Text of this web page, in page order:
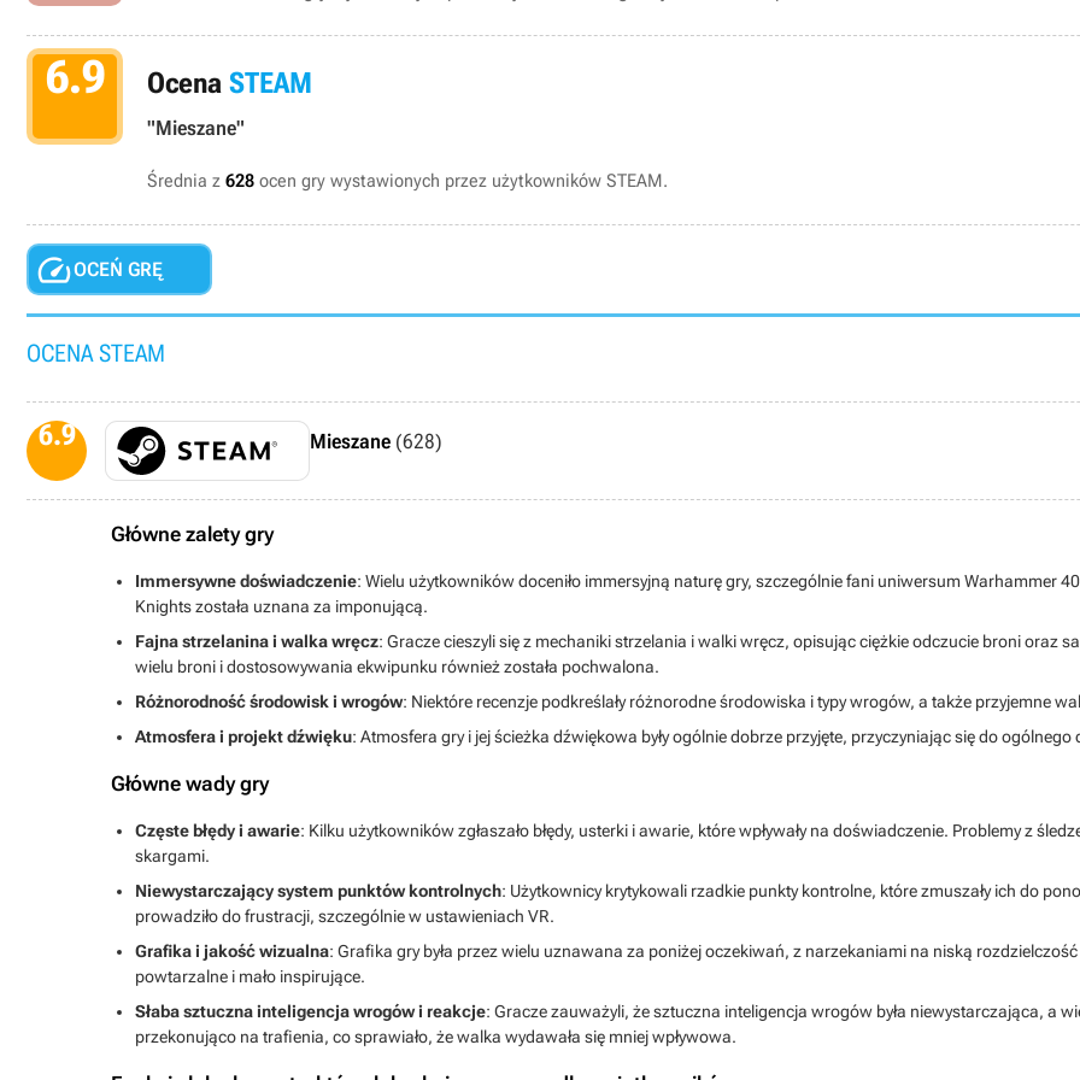
6.9 Ocena STEAM
"Mieszane"
Średnia z 628 ocen gry wystawionych przez użytkowników STEAM.
OCEŃ GRĘ
OCENA STEAM
6.9 Mieszane (628)
Główne zalety gry
Immersywne doświadczenie: Wielu użytkowników doceniło immersyjną naturę gry, szczególnie fani uniwersum Warhammer
Knights została uznana za imponującą.
Fajna strzelanina i walka wręcz: Gracze cieszyli się z mechaniki strzelania i walki wręcz, opisując ciężkie odczucie broni oraz
wielu broni i dostosowywania ekwipunku również została pochwalona.
Różnorodność środowisk i wrogów: Niektóre recenzje podkreślały różnorodne środowiska i typy wrogów, a także przyjemne
Atmosfera i projekt dźwięku: Atmosfera gry i jej ścieżka dźwiękowa były ogólnie dobrze przyjęte, przyczyniając się do
Główne wady gry
Częste błędy i awarie: Kilku użytkowników zgłaszało błędy, usterki i awarie, które wpływały na doświadczenie. Problemy z
skargami.
Niewystarczający system punktów kontrolnych: Użytkownicy krytykowali rzadkie punkty kontrolne, które zmuszały ich do
prowadziło do frustracji, szczególnie w ustawieniach VR.
Grafika i jakość wizualna: Grafika gry była przez wielu uznawana za poniżej oczekiwań, z narzekaniami na niską
powtarzalne i mało inspirujące.
Słaba sztuczna inteligencja wrogów i reakcje: Gracze zauważyli, że sztuczna inteligencja wrogów była niewystarczająca, a
przekonująco na trafienia, co sprawiało, że walka wydawała się mniej wpływowa.